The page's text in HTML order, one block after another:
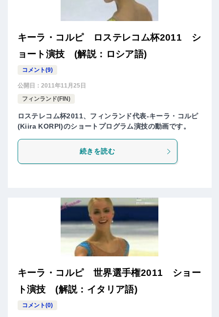
キーラ・コルピ ロステレコム杯2011 シ
ョート演技 (解説：ロシア語)
コメント(9)
公開日： 2011年11月25日
フィンランド(FIN)
ロステレコム杯2011、フィンランド代表-キーラ・コルピ
(Kiira KORPI)のショートプログラム演技の動画です。
続きを読む
キーラ・コルピ 世界選手権2011 ショー
ト演技 (解説：イタリア語)
コメント(0)